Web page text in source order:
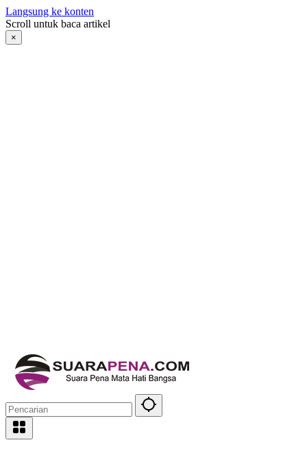
Langsung ke konten
Scroll untuk baca artikel
×